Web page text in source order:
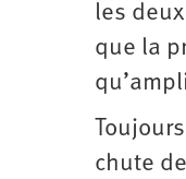
les
que la
chute